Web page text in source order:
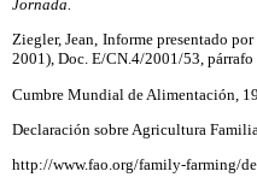
Jornada.
Ziegler, Jean, Informe presentado
2001), Doc. E/CN.4/2001/53, párrafo
Cumbre Mundial de Alimentación,
Declaración sobre Agricultura
http://www.fao.org/family-farming/